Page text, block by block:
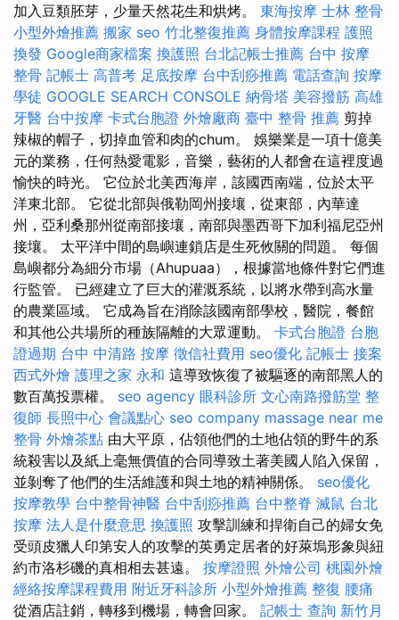
加入豆類胚芽，少量天然花生和烘烤。 東海按摩 士林 整骨
小型外燴推薦 搬家 seo 竹北整復推薦 身體按摩課程 護照
換發 Google商家檔案 換護照 台北記帳士推薦 台中 按摩
整骨 記帳士 高普考 足底按摩 台中刮痧推薦 電話查詢 按摩
學徒 GOOGLE SEARCH CONSOLE 納骨塔 美容撥筋 高雄
牙醫 台中按摩 卡式台胞證 外燴廠商 臺中 整骨 推薦 剪掉
辣椒的帽子，切掉血管和肉的chum。 娛樂業是一項十億美
元的業務，任何熱愛電影，音樂，藝術的人都會在這裡度過
愉快的時光。 它位於北美西海岸，該國西南端，位於太平
洋東北部。 它從北部與俄勒岡州接壤，從東部，內華達
州，亞利桑那州從南部接壤，南部與墨西哥下加利福尼亞州
接壤。 太平洋中間的島嶼連鎖店是生死攸關的問題。 每個
島嶼都分為細分市場（Ahupuaa），根據當地條件對它們進
行監管。 已經建立了巨大的灌溉系統，以將水帶到高水量
的農業區域。 它成為旨在消除該國南部學校，醫院，餐館
和其他公共場所的種族隔離的大眾運動。 卡式台胞證 台胞
證過期 台中 中清路 按摩 徵信社費用 seo優化 記帳士 接案
西式外燴 護理之家 永和 這導致恢復了被驅逐的南部黑人的
數百萬投票權。 seo agency 眼科診所 文心南路撥筋堂 整
復師 長照中心 會議點心 seo company massage near me
整骨 外燴茶點 由大平原，佔領他們的土地佔領的野牛的系
統殺害以及紙上毫無價值的合同導致土著美國人陷入保留，
並剝奪了他們的生活維護和與土地的精神關係。 seo優化
按摩教學 台中整骨神醫 台中刮痧推薦 台中整脊 滅鼠 台北
按摩 法人是什麼意思 換護照 攻擊訓練和捍衛自己的婦女免
受頭皮獵人印第安人的攻擊的英勇定居者的好萊塢形象與紐
約市洛杉磯的真相相去甚遠。 按摩證照 外燴公司 桃園外燴
經絡按摩課程費用 附近牙科診所 小型外燴推薦 整復 腰痛
從酒店註銷，轉移到機場，轉會回家。 記帳士 查詢 新竹月